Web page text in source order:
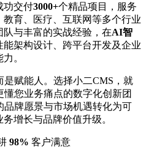
功交付3000+个精品项目，服务
育、医疗、互联网等多个行业
与丰富的实战经验，在AI智
能架构设计、跨平台开发及企业
。
赋能人。选择小二CMS，就
您业务痛点的数字化创新团
牌愿景与市场机遇转化为可
增长与品牌价值升级。
98% 客户满意